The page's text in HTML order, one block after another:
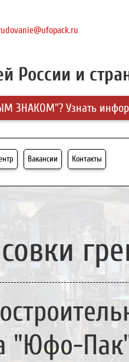
России и
ЗНАКОМ"? Узнать
Вакансии Контакты
"Юфо-